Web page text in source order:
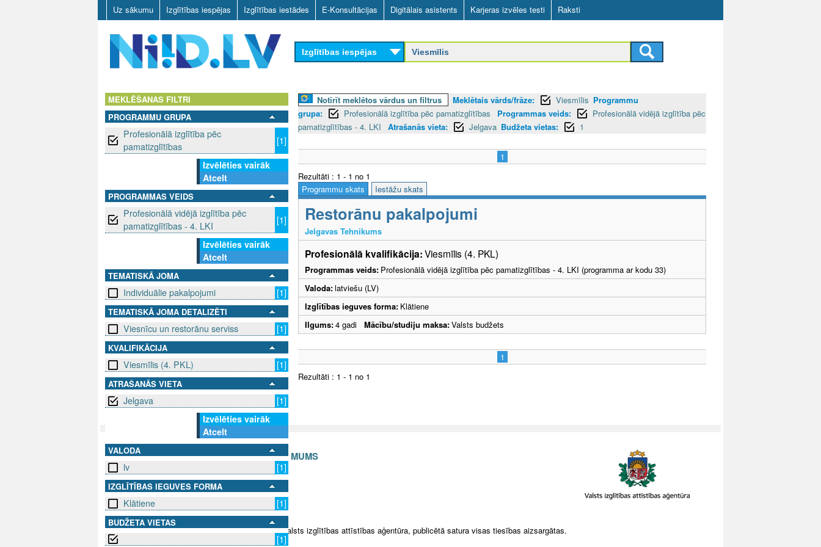
Skip
to
main
content
Uz sākumu Izglītības iespējas Izglītības iestādes E-Konsultācijas Digitālais asistents Karjeras izvēles testi Raksti
D
L
Izglītības iespējas
MEKLĒŠANAS FILTRI
PROGRAMMU GRUPA
Profesionālā izglītība pēc
pamatizglītības
[1]
Izvēlēties vairāk
Atcelt
PROGRAMMAS VEIDS
Profesionālā vidējā izglītība pēc
pamatizglītības - 4. LKI
[1]
Izvēlēties vairāk
Atcelt
TEMATISKĀ JOMA
Individuālie pakalpojumi [1]
TEMATISKĀ JOMA DETALIZĒTI
Viesnīcu un restorānu serviss [1]
KVALIFIKĀCIJA
Viesmīlis (4. PKL) [1]
ATRAŠANĀS VIETA
Jelgava
[1]
Izvēlēties vairāk
Atcelt
VALODA
lv [1]
IZGLĪTĪBAS IEGUVES FORMA
Klātiene [1]
BUDŽETA VIETAS
[1]
Notīrīt meklētos vārdus un filtrus Meklētais vārds/frāze: Viesmīlis Programmu
grupa:
Profesionālā izglītība pēc pamatizglītības Programmas veids:
Profesionālā vidējā izglītība pēc
pamatizglītības - 4. LKI
Atrašanās vieta: Jelgava Budžeta vietas: 1
1
Rezultāti : 1 - 1 no 1
Programmu skats
Iestāžu skats
Restorānu pakalpojumi
Jelgavas Tehnikums
Profesionālā kvalifikācija:Viesmīlis (4. PKL)
Programmas veids: Profesionālā vidējā izglītība pēc pamatizglītības - 4. LKI (programma ar kodu 33)
Valoda:latviešu (LV)
Izglītības ieguves forma: Klātiene
Ilgums:4 gadi Mācību/studiju maksa:Valsts budžets
1
Rezultāti : 1 - 1 no 1
SEKO MUMS SAZINIES AR MUMS
info@niid.lv
© 2025 Valsts izglītības attīstības aģentūra, publicētā satura visas tiesības aizsargātas.